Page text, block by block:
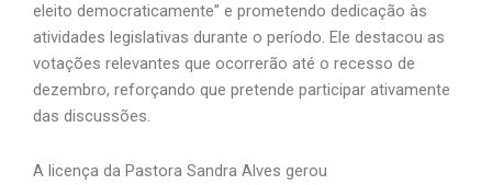
eleito democraticamente” e prometendo dedicação às
atividades legislativas durante o período. Ele destacou as
votações relevantes que ocorrerão até o recesso de
dezembro, reforçando que pretende participar ativamente
das discussões.
A licença da Pastora Sandra Alves gerou